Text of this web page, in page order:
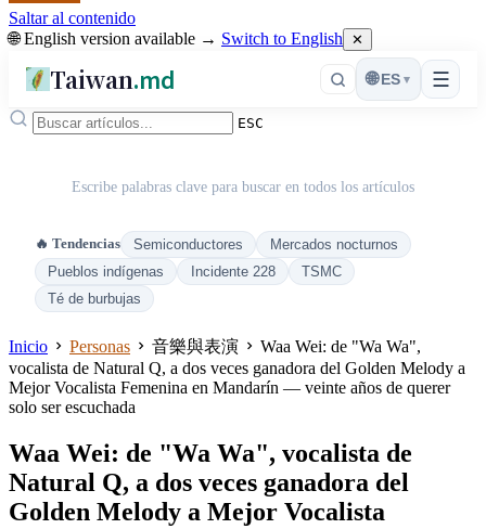
Saltar al contenido
🌐 English version available → Switch to English ✕
Taiwan.md ☰
🌐 ES ▾
ESC
Escribe palabras clave para buscar en todos los artículos
🔥 Tendencias Semiconductores
Mercados nocturnos
Pueblos indígenas
Incidente 228
TSMC
Té de burbujas
Inicio Personas 音樂與表演
Waa Wei: de "Wa Wa",
vocalista de Natural Q, a dos veces ganadora del Golden Melody a
Mejor Vocalista Femenina en Mandarín — veinte años de querer
solo ser escuchada
Waa Wei: de "Wa Wa", vocalista de
Natural Q, a dos veces ganadora del
Golden Melody a Mejor Vocalista